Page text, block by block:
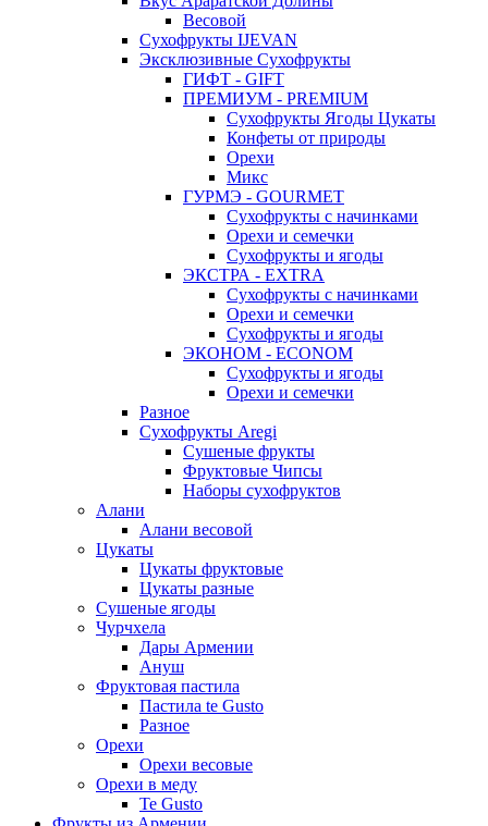
Весовой
Сухофрукты IJEVAN
Эксклюзивные Сухофрукты
ГИФТ - GIFT
ПРЕМИУМ - PREMIUM
Сухофрукты Ягоды Цукаты
Конфеты от природы
Орехи
Микс
ГУРМЭ - GOURMET
Сухофрукты с начинками
Орехи и семечки
Сухофрукты и ягоды
ЭКСТРА - EXTRA
Сухофрукты с начинками
Орехи и семечки
Сухофрукты и ягоды
ЭКОНОМ - ECONOM
Сухофрукты и ягоды
Орехи и семечки
Разное
Сухофрукты Aregi
Сушеные фрукты
Фруктовые Чипсы
Наборы сухофруктов
Алани
Алани весовой
Цукаты
Цукаты фруктовые
Цукаты разные
Сушеные ягоды
Чурчхела
Дары Армении
Ануш
Фруктовая пастила
Пастила te Gusto
Разное
Орехи
Орехи весовые
Орехи в меду
Te Gusto